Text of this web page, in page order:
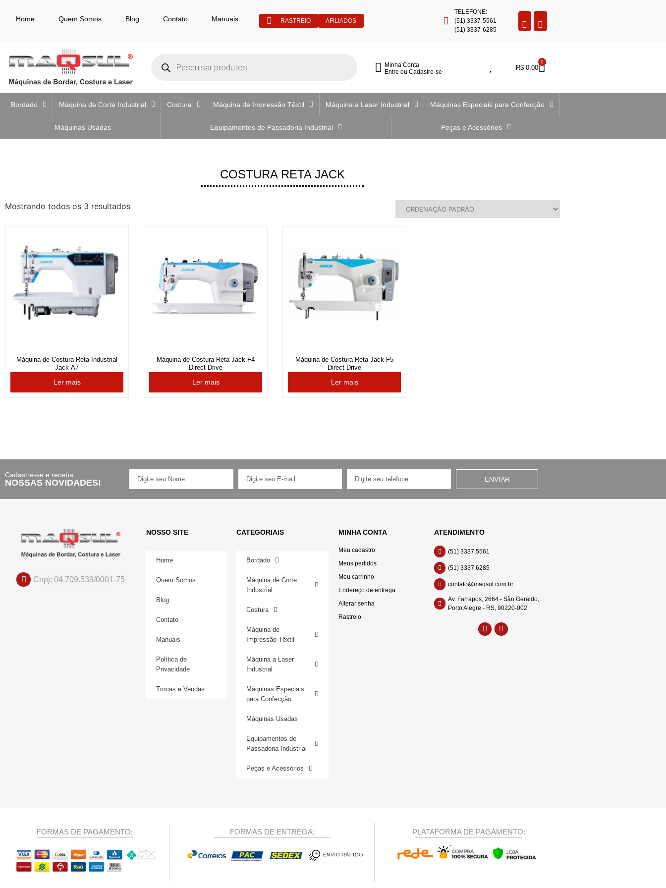
Home Quem Somos Blog Contato Manuais RASTREIO AFILIADOS
TELEFONE:
(51) 3337-5561
(51) 3337-6285
Minha Conta
Entre ou Cadastre-se
R$0,00
0
Bordado Máquina de Corte Industrial Costura Máquina de Impressão Têxtil Máquina a Laser Industrial Máquinas Especiais para Confecção
Máquinas Usadas Equipamentos de Passadoria Industrial Peças e Acessórios
COSTURA RETA JACK
Mostrando todos os 3 resultados
Máquina de Costura Reta Industrial
Jack A7
Ler mais
Máquina de Costura Reta Jack F4
Direct Drive
Ler mais
Máquina de Costura Reta Jack F5
Direct Drive
Ler mais
Cadastre-se e receba
NOSSAS NOVIDADES! ENVIAR
Cnpj: 04.709.539/0001-75
NOSSO SITE
Home
Quem Somos
Blog
Contato
Manuais
Política de
Privacidade
Trocas e Vendas
CATEGORIAIS
Bordado
Máquina de Corte
Industrial
Costura
Máquina de
Impressão Têxtil
Máquina a Laser
Industrial
Máquinas Especiais
para Confecção
Máquinas Usadas
Equipamentos de
Passadoria Industrial
Peças e Acessórios
MINHA CONTA
Meu cadastro
Meus pedidos
Meu carrinho
Endereço de entrega
Alterar senha
Rastreio
ATENDIMENTO
(51) 3337.5561
(51) 3337.6285
contato@maqsul.com.br
Av. Farrapos, 2664 - São Geraldo,
Porto Alegre - RS, 90220-002
FORMAS DE PAGAMENTO: FORMAS DE ENTREGA: PLATAFORMA DE PAGAMENTO: